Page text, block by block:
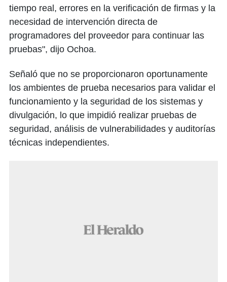
tiempo real, errores en la verificación de firmas y la
necesidad de intervención directa de
programadores del proveedor para continuar las
pruebas", dijo Ochoa.
Señaló que no se proporcionaron oportunamente
los ambientes de prueba necesarios para validar el
funcionamiento y la seguridad de los sistemas y
divulgación, lo que impidió realizar pruebas de
seguridad, análisis de vulnerabilidades y auditorías
técnicas independientes.